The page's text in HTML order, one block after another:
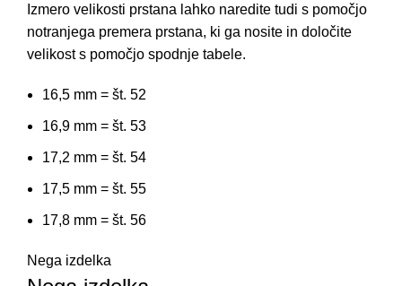
Izmero velikosti prstana lahko naredite tudi s pomočjo
notranjega premera prstana, ki ga nosite in določite
velikost s pomočjo spodnje tabele.
16,5 mm = št. 52
16,9 mm = št. 53
17,2 mm = št. 54
17,5 mm = št. 55
17,8 mm = št. 56
Nega izdelka